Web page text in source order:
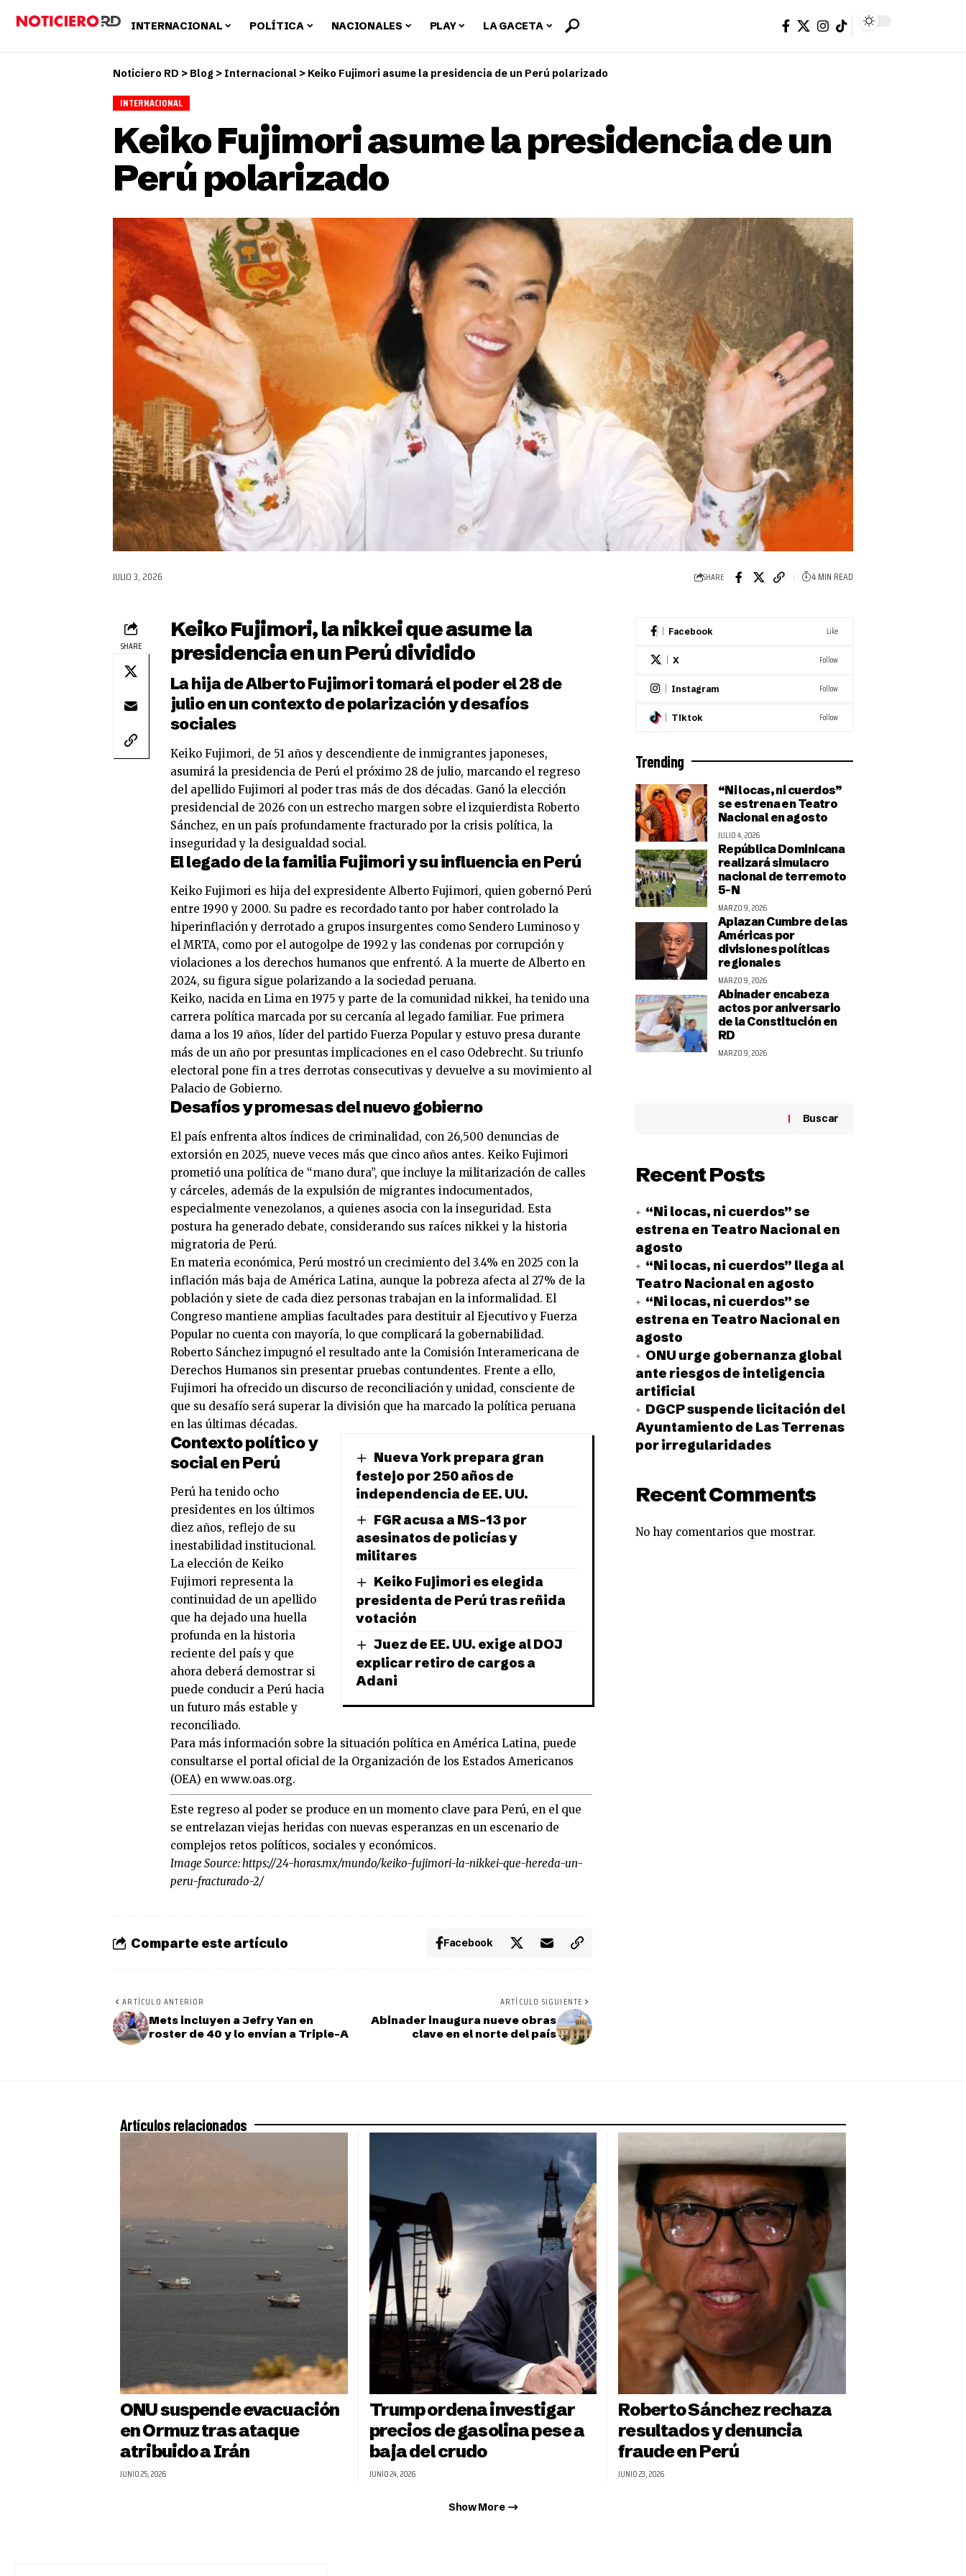
INTERNACIONAL POLÍTICA NACIONALES PLAY LA GACETA
Noticiero RD > Blog > Internacional > Keiko Fujimori asume la presidencia de un Perú polarizado
INTERNACIONAL
Keiko Fujimori asume la presidencia de un
Perú polarizado
JULIO 3, 2026 SHARE 4 MIN READ
SHARE
Keiko Fujimori, la nikkei que asume la
presidencia en un Perú dividido
La hija de Alberto Fujimori tomará el poder el 28 de
julio en un contexto de polarización y desafíos
sociales
Keiko Fujimori, de 51 años y descendiente de inmigrantes japoneses,
asumirá la presidencia de Perú el próximo 28 de julio, marcando el regreso
del apellido Fujimori al poder tras más de dos décadas. Ganó la elección
presidencial de 2026 con un estrecho margen sobre el izquierdista Roberto
Sánchez, en un país profundamente fracturado por la crisis política, la
inseguridad y la desigualdad social.
El legado de la familia Fujimori y su influencia en Perú
Keiko Fujimori es hija del expresidente Alberto Fujimori, quien gobernó Perú
entre 1990 y 2000. Su padre es recordado tanto por haber controlado la
hiperinflación y derrotado a grupos insurgentes como Sendero Luminoso y
el MRTA, como por el autogolpe de 1992 y las condenas por corrupción y
violaciones a los derechos humanos que enfrentó. A la muerte de Alberto en
2024, su figura sigue polarizando a la sociedad peruana.
Keiko, nacida en Lima en 1975 y parte de la comunidad nikkei, ha tenido una
carrera política marcada por su cercanía al legado familiar. Fue primera
dama a los 19 años, líder del partido Fuerza Popular y estuvo presa durante
más de un año por presuntas implicaciones en el caso Odebrecht. Su triunfo
electoral pone fin a tres derrotas consecutivas y devuelve a su movimiento al
Palacio de Gobierno.
Desafíos y promesas del nuevo gobierno
El país enfrenta altos índices de criminalidad, con 26,500 denuncias de
extorsión en 2025, nueve veces más que cinco años antes. Keiko Fujimori
prometió una política de “mano dura”, que incluye la militarización de calles
y cárceles, además de la expulsión de migrantes indocumentados,
especialmente venezolanos, a quienes asocia con la inseguridad. Esta
postura ha generado debate, considerando sus raíces nikkei y la historia
migratoria de Perú.
En materia económica, Perú mostró un crecimiento del 3.4% en 2025 con la
inflación más baja de América Latina, aunque la pobreza afecta al 27% de la
población y siete de cada diez personas trabajan en la informalidad. El
Congreso mantiene amplias facultades para destituir al Ejecutivo y Fuerza
Popular no cuenta con mayoría, lo que complicará la gobernabilidad.
Roberto Sánchez impugnó el resultado ante la Comisión Interamericana de
Derechos Humanos sin presentar pruebas contundentes. Frente a ello,
Fujimori ha ofrecido un discurso de reconciliación y unidad, consciente de
que su desafío será superar la división que ha marcado la política peruana
en las últimas décadas.
Nueva York prepara gran
festejo por 250 años de
independencia de EE. UU.
FGR acusa a MS-13 por
asesinatos de policías y
militares
Keiko Fujimori es elegida
presidenta de Perú tras reñida
votación
Juez de EE. UU. exige al DOJ
explicar retiro de cargos a
Adani
Contexto político y
social en Perú
Perú ha tenido ocho
presidentes en los últimos
diez años, reflejo de su
inestabilidad institucional.
La elección de Keiko
Fujimori representa la
continuidad de un apellido
que ha dejado una huella
profunda en la historia
reciente del país y que
ahora deberá demostrar si
puede conducir a Perú hacia
un futuro más estable y
reconciliado.
Para más información sobre la situación política en América Latina, puede
consultarse el portal oficial de la Organización de los Estados Americanos
(OEA) en www.oas.org.
Este regreso al poder se produce en un momento clave para Perú, en el que
se entrelazan viejas heridas con nuevas esperanzas en un escenario de
complejos retos políticos, sociales y económicos.
Image Source:https://24-horas.mx/mundo/keiko-fujimori-la-nikkei-que-hereda-un-
peru-fracturado-2/
Comparte este artículo Facebook
ARTÍCULO ANTERIOR
Mets incluyen a Jefry Yan en
roster de 40 y lo envían a Triple-A
ARTÍCULO SIGUIENTE
Abinader inaugura nueve obras
clave en el norte del país
Facebook Like
X Follow
Instagram Follow
Tiktok Follow
Trending
“Ni locas, ni cuerdos”
se estrena en Teatro
Nacional en agosto
JULIO 4, 2026
República Dominicana
realizará simulacro
nacional de terremoto
5-N
MARZO 9, 2026
Aplazan Cumbre de las
Américas por
divisiones políticas
regionales
MARZO 9, 2026
Abinader encabeza
actos por aniversario
de la Constitución en
RD
MARZO 9, 2026
Buscar
Recent Posts
“Ni locas, ni cuerdos” se
estrena en Teatro Nacional en
agosto
“Ni locas, ni cuerdos” llega al
Teatro Nacional en agosto
“Ni locas, ni cuerdos” se
estrena en Teatro Nacional en
agosto
ONU urge gobernanza global
ante riesgos de inteligencia
artificial
DGCP suspende licitación del
Ayuntamiento de Las Terrenas
por irregularidades
Recent Comments
No hay comentarios que mostrar.
Artículos relacionados
ONU suspende evacuación
en Ormuz tras ataque
atribuido a Irán
JUNIO 25, 2026
Trump ordena investigar
precios de gasolina pese a
baja del crudo
JUNIO 24, 2026
Roberto Sánchez rechaza
resultados y denuncia
fraude en Perú
JUNIO 23, 2026
Show More